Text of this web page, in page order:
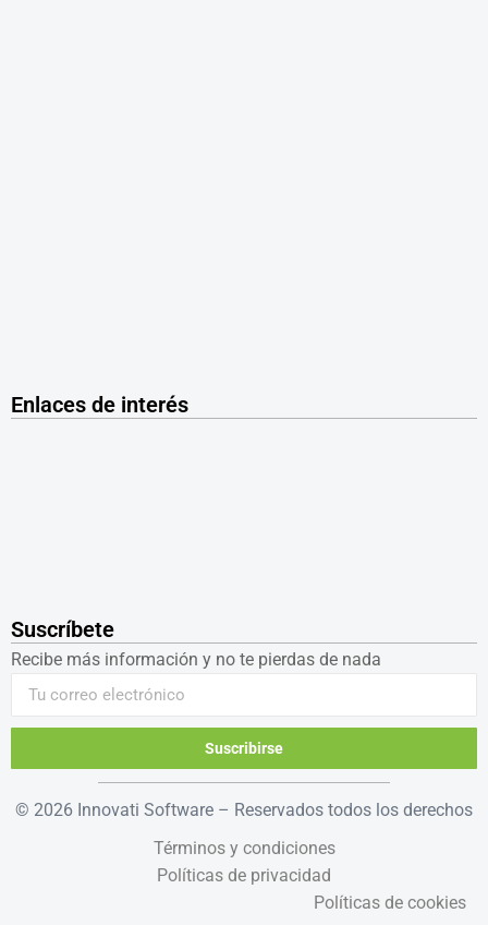
Enlaces de interés
Suscríbete
Recibe más información y no te pierdas de nada
Suscribirse
© 2026 Innovati Software – Reservados todos los derechos
Términos y condiciones
Políticas de privacidad
Políticas de cookies